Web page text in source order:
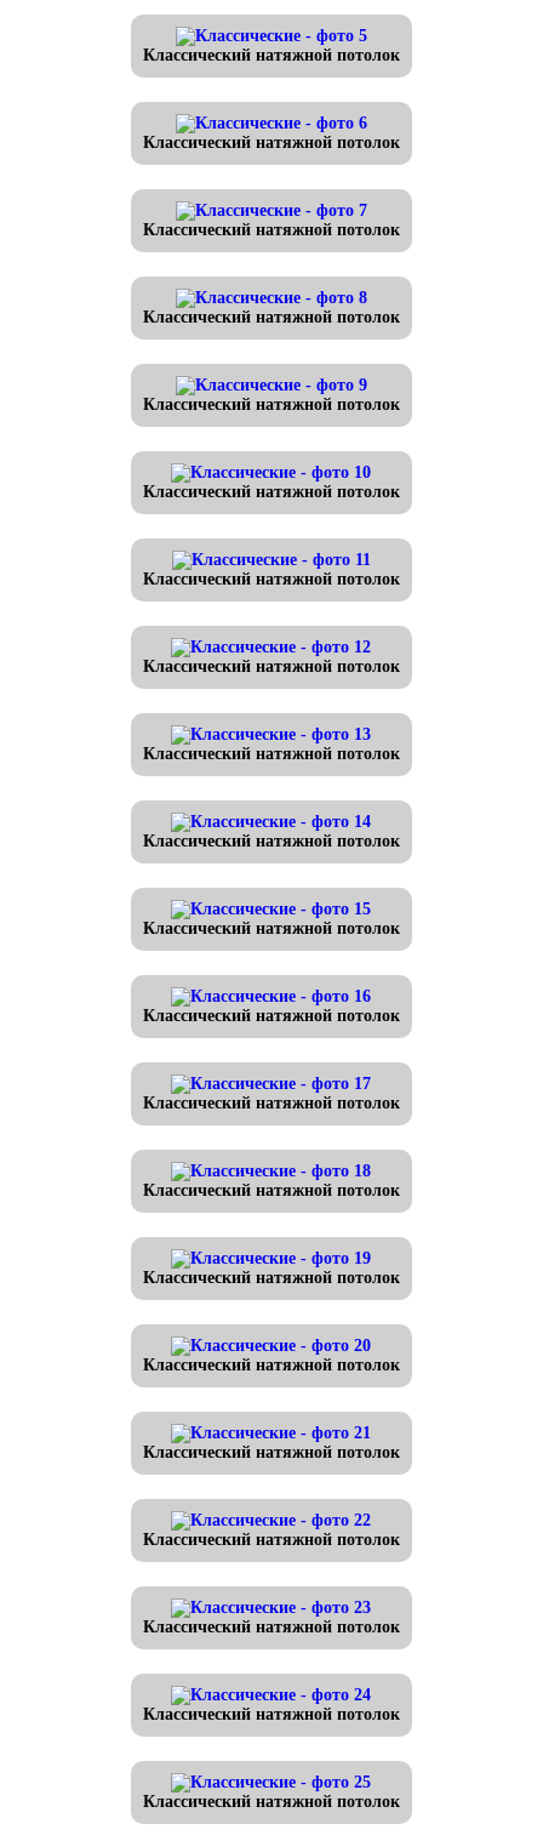
Классический натяжной потолок
Классический натяжной потолок
Классический натяжной потолок
Классический натяжной потолок
Классический натяжной потолок
Классический натяжной потолок
Классический натяжной потолок
Классический натяжной потолок
Классический натяжной потолок
Классический натяжной потолок
Классический натяжной потолок
Классический натяжной потолок
Классический натяжной потолок
Классический натяжной потолок
Классический натяжной потолок
Классический натяжной потолок
Классический натяжной потолок
Классический натяжной потолок
Классический натяжной потолок
Классический натяжной потолок
Классический натяжной потолок